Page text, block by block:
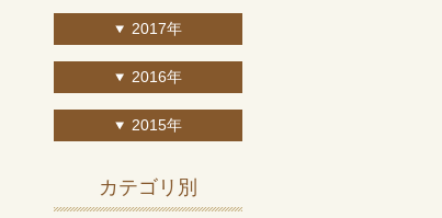
2017年
2016年
2015年
カテゴリ別